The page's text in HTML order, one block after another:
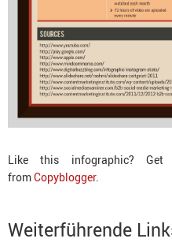
Like this infographic?
fromCopyblogger.
Weiterführende